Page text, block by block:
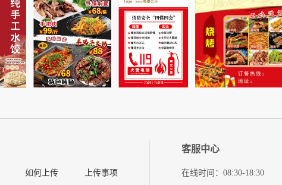
如何上传
上传事项
客服中心
在线时间：08:30-18:30